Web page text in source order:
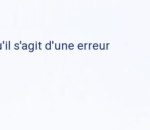
s'agit d'une erreur